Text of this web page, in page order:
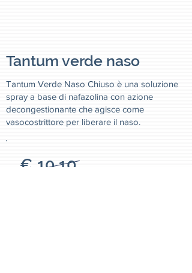
Tantum verde naso
Tantum Verde Naso Chiuso è una soluzione
spray a base di nafazolina con azione
decongestionante che agisce come
vasocostrittore per liberare il naso.
€ 10,10